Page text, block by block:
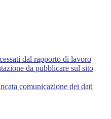
dal rapporto di lavoro
da pubblicare sul sito
comunicazione dei dati